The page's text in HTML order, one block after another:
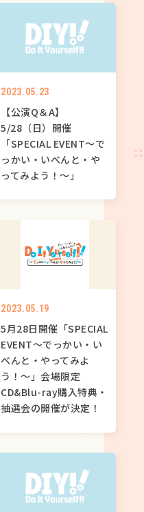
2023.05.23
【公演Q＆A】
5/28（日）開催
「SPECIAL EVENT～で
っかい・いべんと・や
ってみよう！～」
2023.05.19
5月28日開催「SPECIAL
EVENT～でっかい・い
べんと・やってみよ
う！～」会場限定
CD&Blu-ray購入特典・
抽選会の開催が決定！